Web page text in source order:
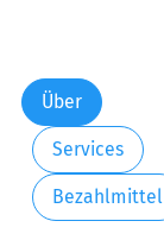
Über
Services
Bezahlmittel